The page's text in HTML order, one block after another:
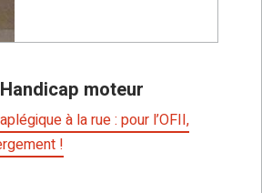
moteur
à la rue : pour l’OFII,
!